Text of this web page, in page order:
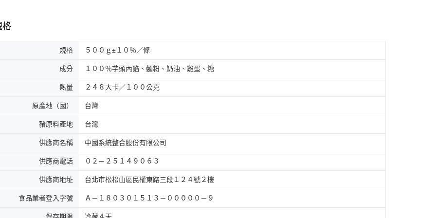
格
規格 ５００ｇ±１０％／條
成分 １００％芋頭內餡、麵粉、奶油、雞蛋、糖
熱量 ２４８大卡／１００公克
原產地（國） 台灣
豬原料產地 台灣
供應商名稱 中國系統整合股份有限公司
供應商電話 ０２－２５１４９０６３
供應商地址 台北市松松山區民權東路三段１２４號２樓
食品業者登入字號 Ａ－１８０３０１５１３－０００００－９